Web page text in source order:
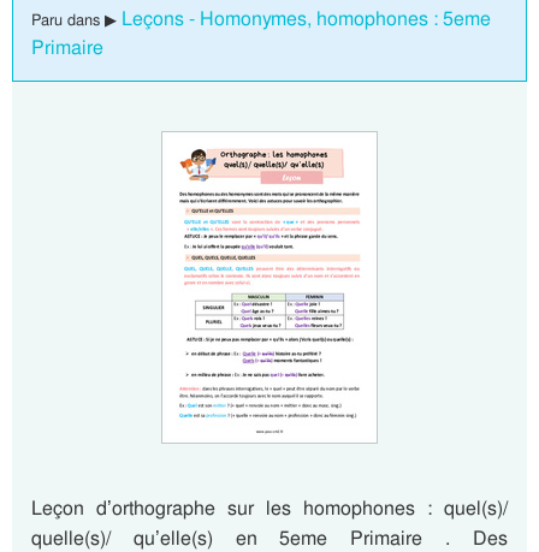
Paru dans ▶ Leçons - Homonymes, homophones : 5eme
Primaire
Leçon d’orthographe sur les homophones : quel(s)/
quelle(s)/ qu’elle(s) en 5eme Primaire . Des